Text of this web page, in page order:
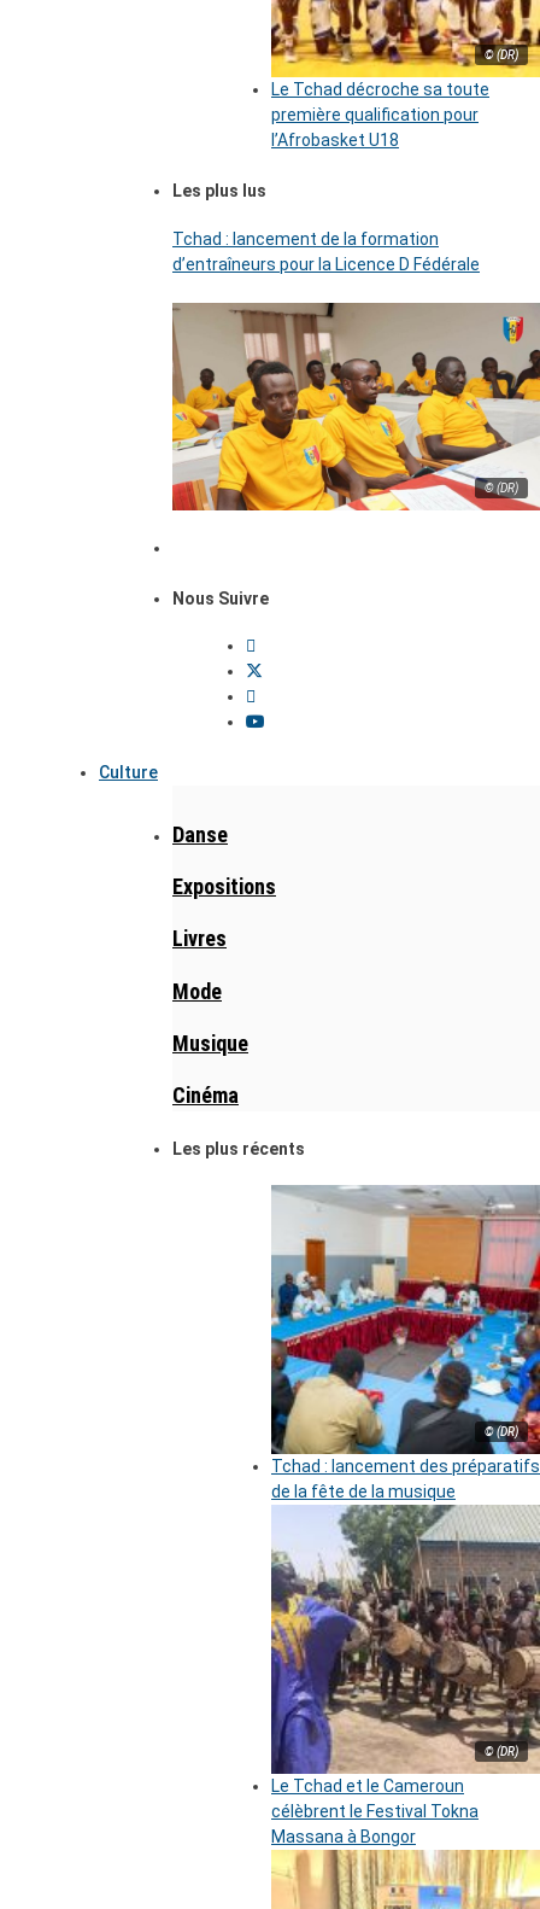
© (DR)
Le Tchad décroche sa toute
première qualification pour
l’Afrobasket U18
Les plus lus
Tchad : lancement de la formation
d’entraîneurs pour la Licence D Fédérale
© (DR)
Nous Suivre
Culture
Danse
Expositions
Livres
Mode
Musique
Cinéma
Les plus récents
© (DR)
Tchad : lancement des préparatifs
de la fête de la musique
© (DR)
Le Tchad et le Cameroun
célèbrent le Festival Tokna
Massana à Bongor